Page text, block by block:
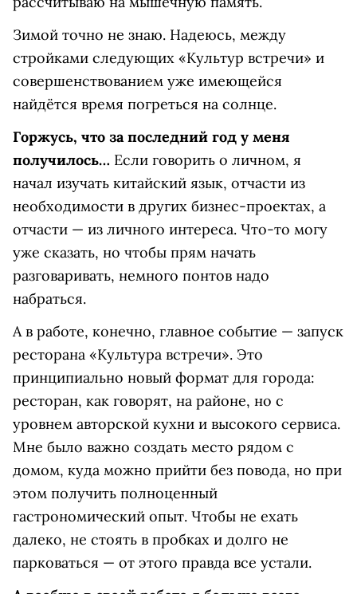
Зимой точно не знаю. Надеюсь, между
стройками следующих «Культур встречи» и
совершенствованием уже имеющейся
найдётся время погреться на солнце.
Горжусь, что за последний год у меня
получилось… Если говорить о личном, я
начал изучать китайский язык, отчасти из
необходимости в других бизнес-проектах, а
отчасти — из личного интереса. Что-то могу
уже сказать, но чтобы прям начать
разговаривать, немного понтов надо
набраться.
А в работе, конечно, главное событие — запуск
ресторана «Культура встречи». Это
принципиально новый формат для города:
ресторан, как говорят, на районе, но с
уровнем авторской кухни и высокого сервиса.
Мне было важно создать место рядом с
домом, куда можно прийти без повода, но при
этом получить полноценный
гастрономический опыт. Чтобы не ехать
далеко, не стоять в пробках и долго не
парковаться — от этого правда все устали.